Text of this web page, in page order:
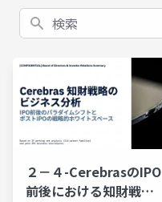
検索
２－４-CerebrasのIPO
前後における知財戦略